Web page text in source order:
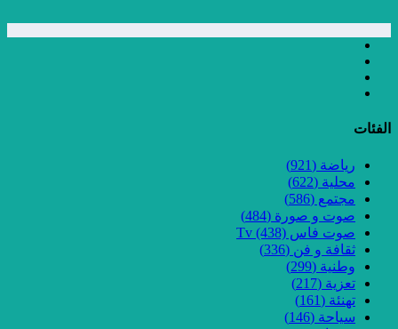
الفئات
رياضة (921)
محلية (622)
مجتمع (586)
صوت و صورة (484)
صوت فاس Tv (438)
ثقافة و فن (336)
وطنية (299)
تعزية (217)
تهنئة (161)
سياحة (146)